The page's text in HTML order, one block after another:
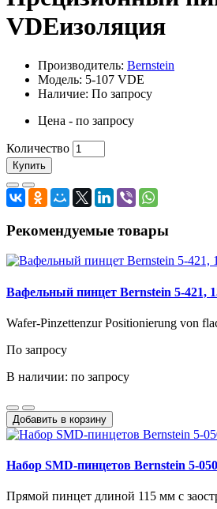
VDEизоляция
Производитель: Bernstein
Модель: 5-107 VDE
Наличие: По запросу
Цена - по запросу
Количество
Купить
Рекомендуемые товары
Вафельный пинцет Bernstein 5-421,
Wafer-Pinzettenzur Positionierung von
По запросу
В наличии: по запросу
Добавить в корзину
Набор SMD-пинцетов Bernstein 5-
Прямой пинцет длиной 115 мм с